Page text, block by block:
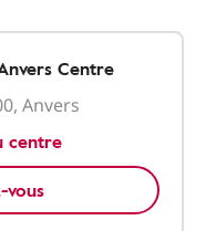
Centre
Anvers
centre
vous